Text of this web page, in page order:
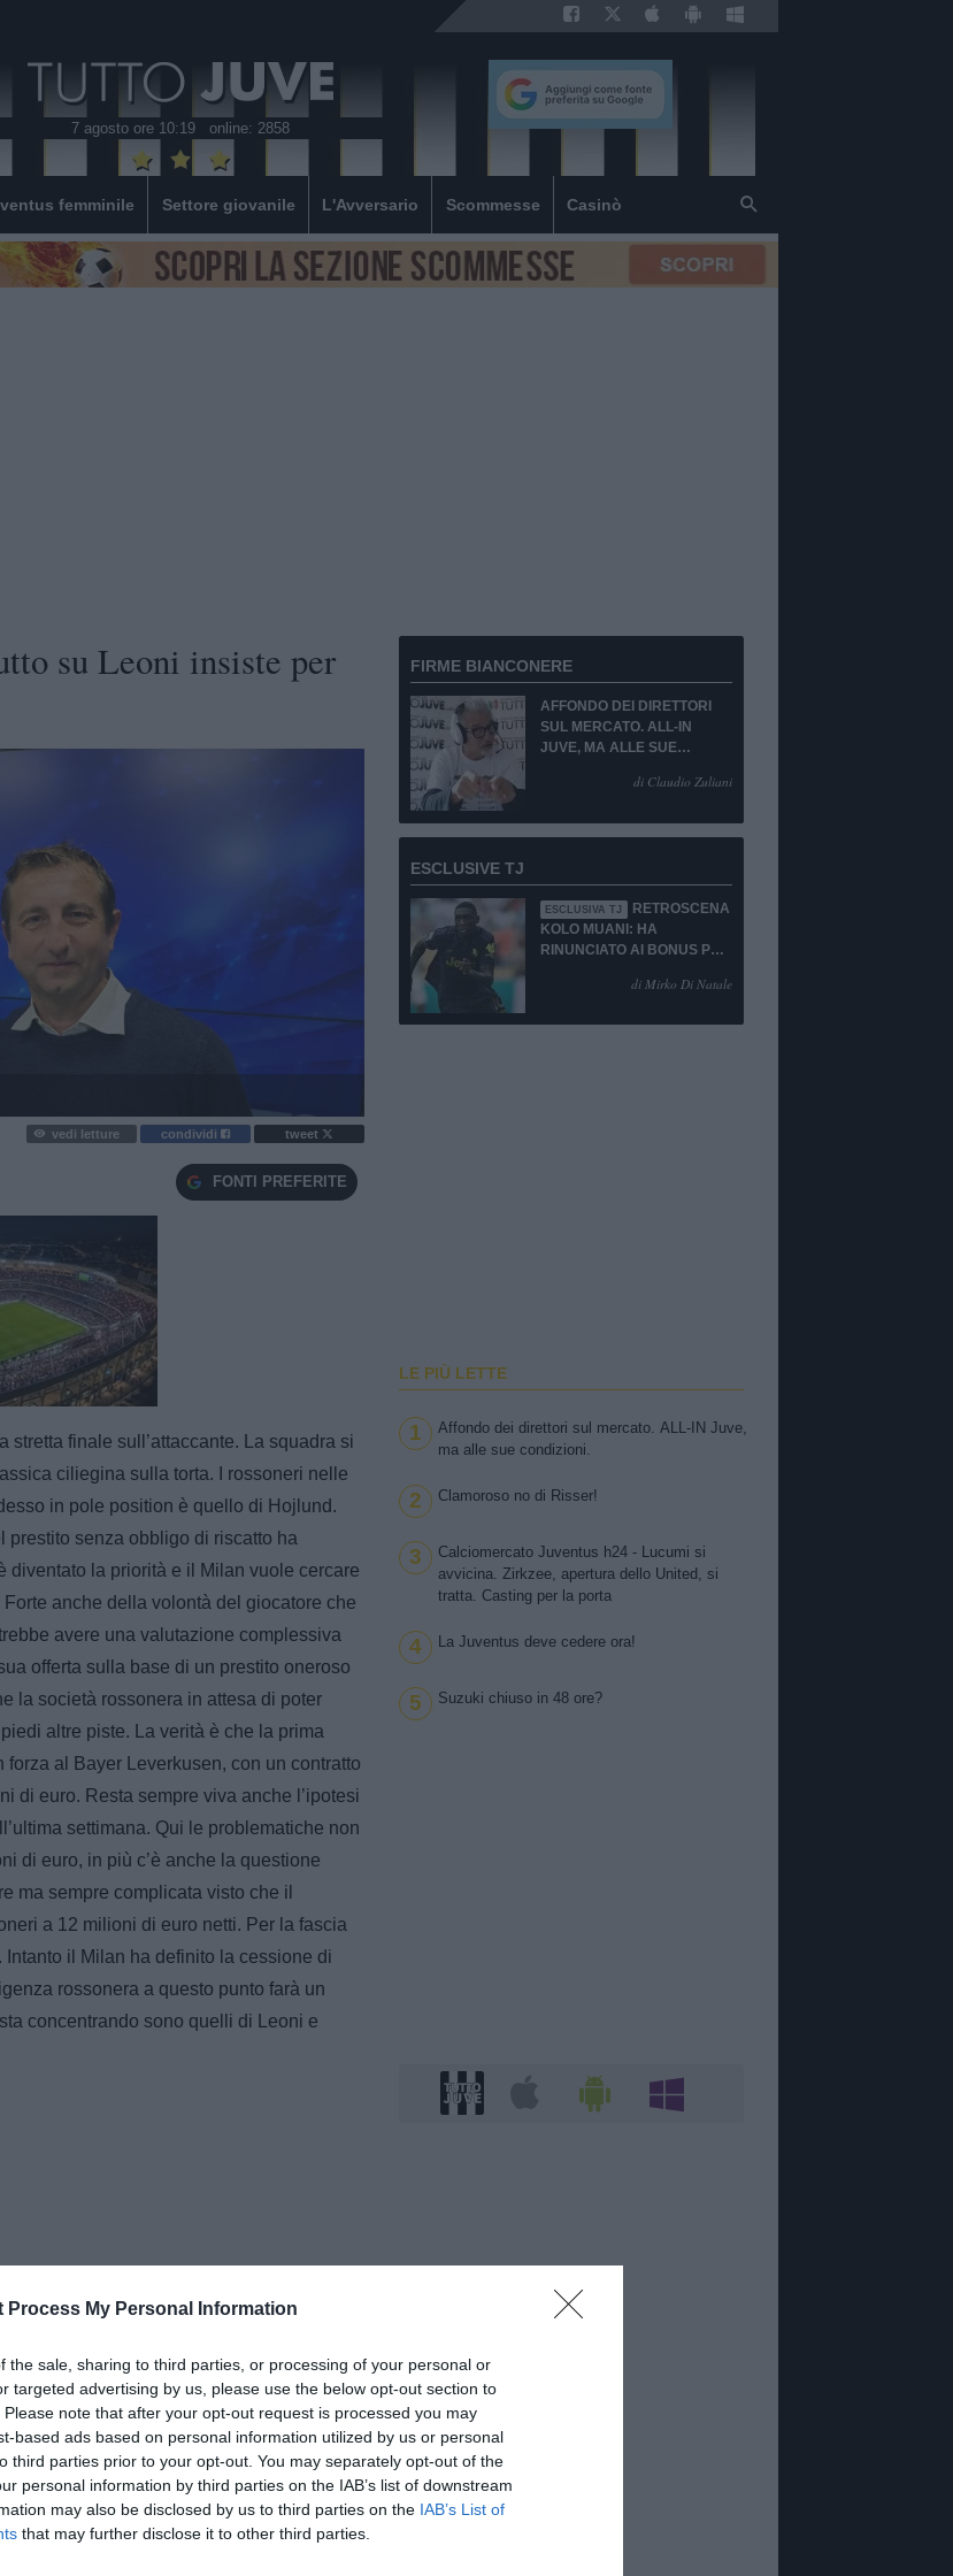
Process My Personal Information
the sale, sharing to third parties, or processing of your personal or
targeted advertising by us, please use the below opt-out section to
note that after your opt-out request is processed you may
based ads based on personal information utilized by us or personal
third parties prior to your opt-out. You may separately opt-out of the
personal information by third parties on the IAB’s list of downstream
may also be disclosed by us to third parties on the IAB’s List of
that may further disclose it to other third parties.
7 agosto ore 10:19 online: 2858
femminile Settore giovanile L'Avversario Scommesse Casinò
su Leoni insiste per
vedi letture condividi
tweet
FONTI PREFERITE
finale sull’attaccante. La squadra si
ciliegina sulla torta. I rossoneri nelle
in pole position è quello di Hojlund.
prestito senza obbligo di riscatto ha
diventato la priorità e il Milan vuole cercare
anche della volontà del giocatore che
avere una valutazione complessiva
offerta sulla base di un prestito oneroso
la società rossonera in attesa di poter
altre piste. La verità è che la prima
al Bayer Leverkusen, con un contratto
di euro. Resta sempre viva anche l’ipotesi
settimana. Qui le problematiche non
di euro, in più c’è anche la questione
ma sempre complicata visto che il
a 12 milioni di euro netti. Per la fascia
il Milan ha definito la cessione di
rossonera a questo punto farà un
concentrando sono quelli di Leoni e
completato la fascia sinistra dove tra
la presenza di Olivera e Spinazzola. La
di Simeone al Toro) apre adesso un
FIRME BIANCONERE
AFFONDO DEI DIRETTORI
SUL MERCATO. ALL-IN
JUVE, MA ALLE SUE
di Claudio Zuliani
ESCLUSIVE TJ
ESCLUSIVA TJ
RETROSCENA
KOLO MUANI: HA
RINUNCIATO AI BONUS PUR
di Mirko Di Natale
LE PIÙ LETTE
1
Affondo dei direttori sul mercato. ALL-IN Juve,
ma alle sue condizioni.
2 Clamoroso no di Risser!
3
Calciomercato Juventus h24 - Lucumi si
avvicina. Zirkzee, apertura dello United, si
tratta. Casting per la porta
4 La Juventus deve cedere ora!
5 Suzuki chiuso in 48 ore?